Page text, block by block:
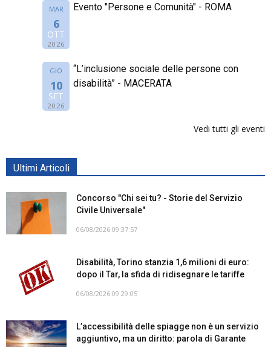
MAR
6
OTT
2026
Evento "Persone e Comunità" - ROMA
GIO
10
SET
2026
“L’inclusione sociale delle persone con
disabilità” - MACERATA
Vedi tutti gli eventi
Ultimi Articoli
Concorso "Chi sei tu? - Storie del Servizio
Civile Universale"
06/08/2026 09:37:57
Disabilità, Torino stanzia 1,6 milioni di euro:
dopo il Tar, la sfida di ridisegnare le tariffe
06/08/2026 09:29:05
L’accessibilità delle spiagge non è un servizio
aggiuntivo, ma un diritto: parola di Garante